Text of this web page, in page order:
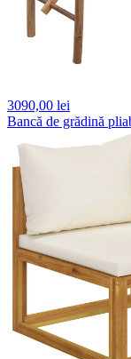
3090,00 lei
Bancă de grădină